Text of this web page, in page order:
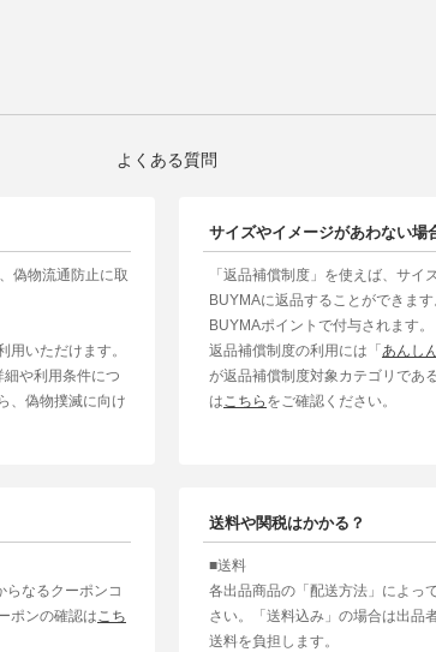
よくある質問
偽物流通防止に取
用いただけます。
や利用条件につ
、偽物撲滅に向け
サイズやイメージがあわない場
「返品補償制度」を使えば、サ
BUYMAに返品することができま
BUYMAポイントで付与されます。
返品補償制度の利用には「あんし
が返品補償制度対象カテゴリであ
は こちら をご確認ください。
らなるクーポンコ
ポンの確認は こち
送料や関税はかかる？
■送料
各出品商品の「配送方法」によっ
さい。「送料込み」の場合は出品
送料を負担します。